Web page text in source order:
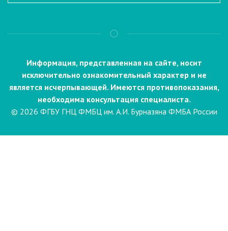
Информация, представленная на сайте, носит
исключительно ознакомительный характер и не
является исчерпывающей. Имеются противопоказания,
необходима консультация специалиста.
© 2026 ФГБУ ГНЦ ФМБЦ им. А.И. Бурназяна ФМБА России